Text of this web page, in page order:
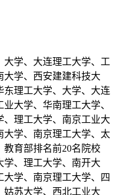
学、大连理工大学、工
大学、西安建建科技大
东理工大学、大学、大连
大学、华南理工大学、
、理工大学、南京工业大
大学、南京理工大学、太
育部排名前20名院校
、理工大学、南开大
学、南京理工大学、四
姑苏大学、西北工业大